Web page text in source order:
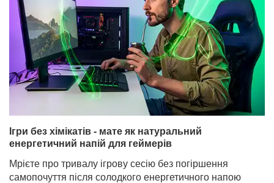
Ігри без хімікатів - мате як натуральний
енергетичний напій для геймерів
Мрієте про тривалу ігрову сесію без погіршення
самопочуття після солодкого енергетичного напою